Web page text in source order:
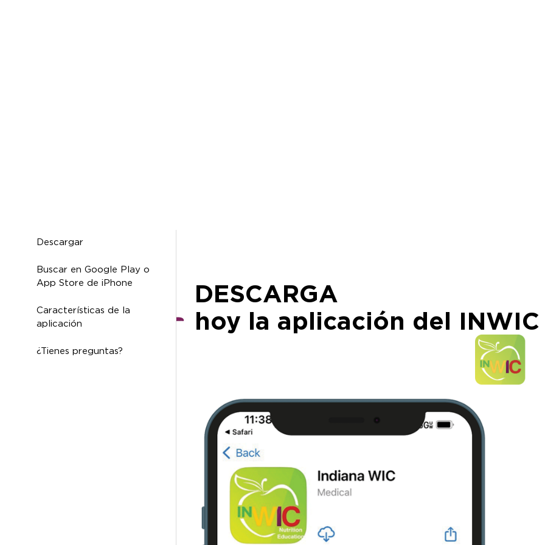
Descargar
Buscar en Google Play o
App Store de iPhone
Características de la
aplicación
¿Tienes preguntas?
DESCARGA
hoy la aplicación del INWIC